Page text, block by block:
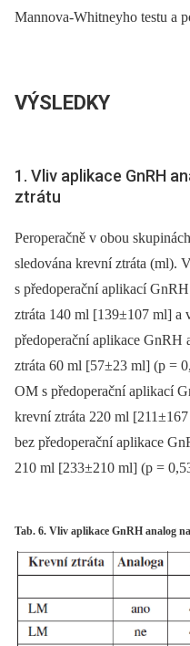
Mannova-Whitneyho testu a
VÝSLEDKY
1. Vliv aplikace GnRH
ztrátu
Peroperačně v obou
sledována krevní ztráta (ml).
s předoperační aplikací
ztráta 140 ml [139±107 ml] a
předoperační aplikace GnRH
ztráta 60 ml [57±23 ml] (p =
OM s předoperační aplikací
krevní ztráta 220 ml
bez předoperační aplikace
210 ml [233±210 ml] (p =
Tab. 6. Vliv aplikace GnRH analog